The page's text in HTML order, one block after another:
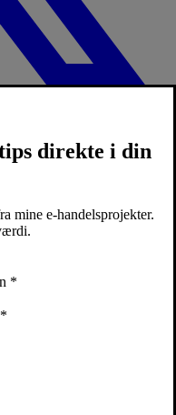
direkte i din
mine e-handelsprojekter.
*
*